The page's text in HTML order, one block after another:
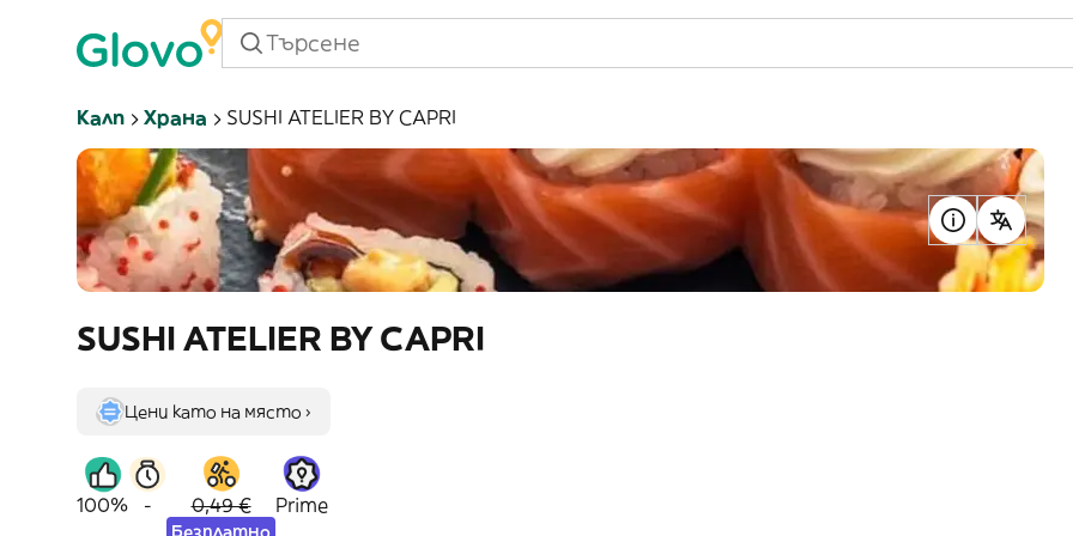
Калп Храна SUSHI ATELIER BY CAPRI
SUSHI ATELIER BY CAPRI
Цени като на място ›
100% - 0,49 €
Безплатно
Prime